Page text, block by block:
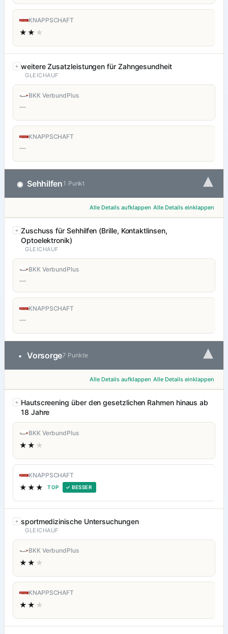
KNAPPSCHAFT
★★ ★
weitere Zusatzleistungen für Zahngesundheit
GLEICHAUF
BKK VerbundPlus
—
KNAPPSCHAFT
—
◉ Sehhilfen 1 Punkt ▾
Alle Details aufklappen Alle Details einklappen
Zuschuss für Sehhilfen (Brille, Kontaktlinsen,
Optoelektronik)
GLEICHAUF
BKK VerbundPlus
—
KNAPPSCHAFT
—
• Vorsorge7 Punkte ▾
Alle Details aufklappen Alle Details einklappen
Hautscreening über den gesetzlichen Rahmen hinaus ab
18 Jahre
BKK VerbundPlus
★★ ★
KNAPPSCHAFT
★★★ TOP ✓ BESSER
sportmedizinische Untersuchungen
GLEICHAUF
BKK VerbundPlus
★★ ★
KNAPPSCHAFT
★★ ★